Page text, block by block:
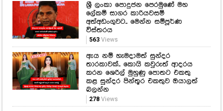
ශ්‍රී ලංකා පොදුජන පෙරමුණේ මහ
ලේකම් සාගර කාරියවසම්
අත්අඩංගුවට.. මෙන්න සම්පූර්ණ
විස්තරය
563Views
ඇය නම් හැමදාමත් සුන්දර
තාරකාවක්.. කොයි කවුරුත් ආදරය
කරන ශෙරිල් මුහුණු පොතට එකතු
කළ සුන්දර පින්තූර එකතුව ඔයාලත්
බලන්න
278Views